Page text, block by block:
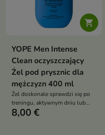

YOPE Men Intense
Clean oczyszczający
Żel pod prysznic dla
mężczyzn 400 ml
Żel doskonale sprawdzi się po
treningu, aktywnym dniu lub
jako element codziennej rutyny
8,00 €